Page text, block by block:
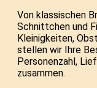
Von klassischen
Schnittchen und
Kleinigkeiten,
stellen wir Ihre
Personenzahl,
zusammen.